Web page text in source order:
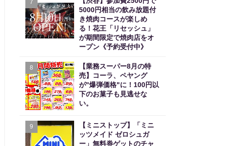
7
5000円相当の飲み放題付
き焼肉コースが楽しめ
る！花王「リセッシュ」
が期間限定で焼肉店をオ
ープン《予約受付中》
8
【業務スーパー8月の特
売】コーラ、ペヤング
が"爆弾価格"に！100円以
下のお菓子も見逃せな
い。
9
【ミニストップ】「ミニ
ッツメイド ゼロシュガ
ー」無料券ゲットのチャ